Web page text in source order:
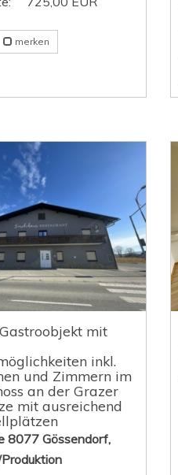
merken
mit
inkl.
und Zimmern im
an der Grazer
mit ausreichend
8077 Gössendorf,